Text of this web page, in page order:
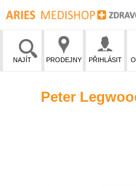
NAJÍT PRODEJNY PŘIHLÁSIT
Peter